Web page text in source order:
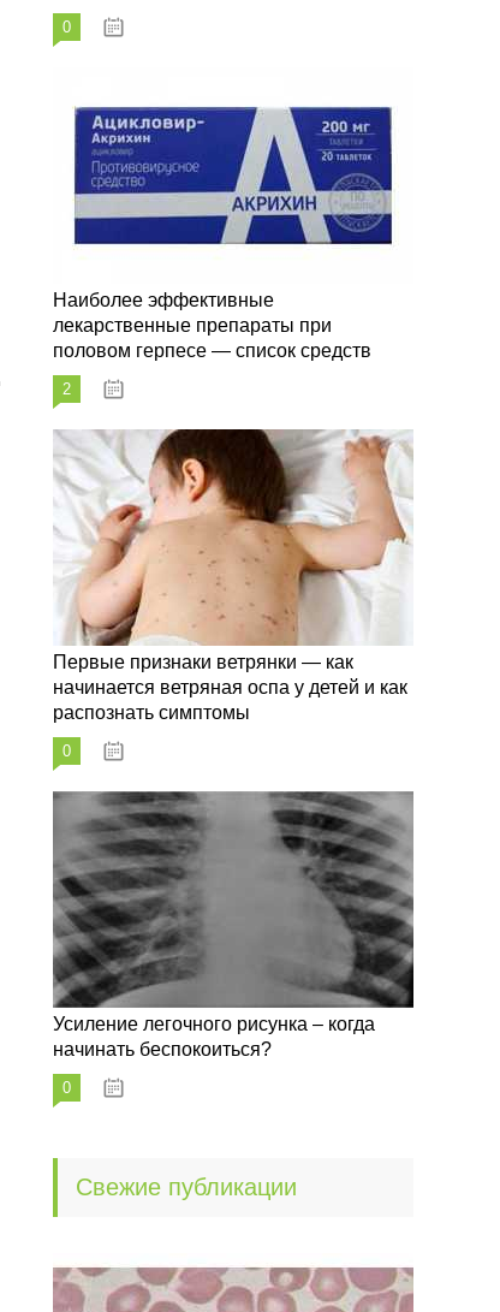
0
Наиболее эффективные
лекарственные препараты при
половом герпесе — список средств
2
Первые признаки ветрянки — как
начинается ветряная оспа у детей и как
распознать симптомы
0
Усиление легочного рисунка – когда
начинать беспокоиться?
0
Свежие публикации